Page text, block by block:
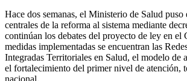
Hace dos semanas, el Ministerio de Salud puso
centrales de la reforma al sistema mediante
continúan los debates del proyecto de ley en el
medidas implementadas se encuentran las
Integradas Territoriales en Salud, el modelo de
el fortalecimiento del primer nivel de atención,